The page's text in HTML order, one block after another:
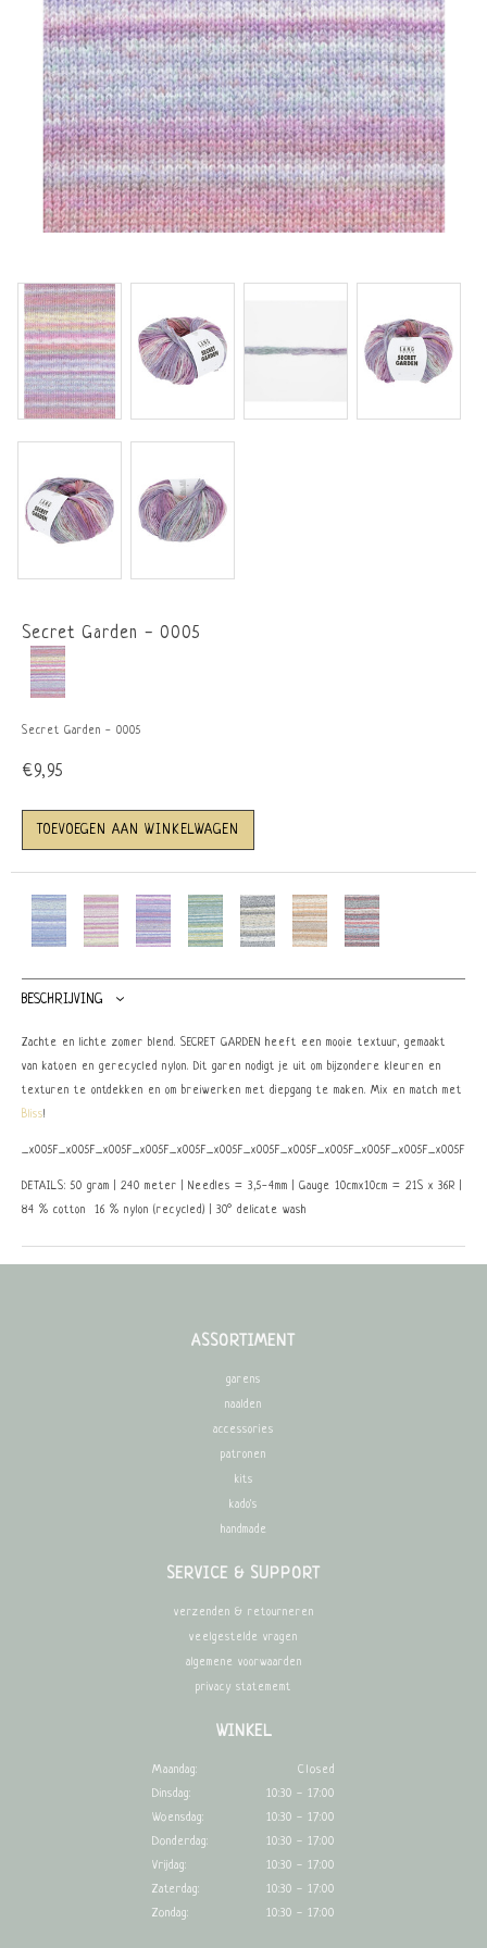
Secret Garden - 0005
Secret Garden - 0005
€9,95
TOEVOEGEN AAN WINKELWAGEN
BESCHRIJVING
Zachte en lichte zomer blend. SECRET GARDEN heeft een mooie textuur, gemaakt
van katoen en gerecycled nylon. Dit garen nodigt je uit om bijzondere kleuren en
texturen te ontdekken en om breiwerken met diepgang te maken. Mix en match met
Bliss!
DETAILS: 50 gram | 240 meter | Needles = 3,5-4mm | Gauge 10cmx10cm = 21S x 36R |
84 % cotton 16 % nylon (recycled) | 30° delicate wash
ASSORTIMENT
garens
naalden
accessories
patronen
kits
kado's
handmade
SERVICE & SUPPORT
verzenden & retourneren
veelgestelde vragen
algemene voorwaarden
privacy statememt
WINKEL
Maandag:
Closed
Dinsdag:
10:30 - 17:00
Woensdag:
10:30 - 17:00
Donderdag:
10:30 - 17:00
Vrijdag:
10:30 - 17:00
Zaterdag:
10:30 - 17:00
Zondag:
10:30 - 17:00